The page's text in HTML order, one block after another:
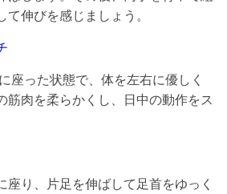
伸びを感じましょう。
座った状態で、体を左右に優しく
筋肉を柔らかくし、日中の動作をス
座り、片足を伸ばして足首をゆっく